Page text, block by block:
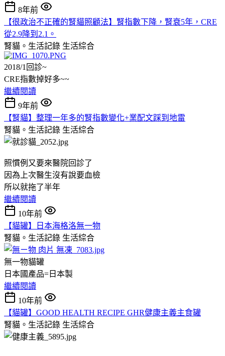
8年前
【很政治不正確的腎貓照顧法】腎指數下降，腎衰5年，CRE
從2.9降到2.1。
腎貓。生活記錄 生活綜合
2018/1回診~
CRE指數掉好多~~
繼續閱讀
9年前
【腎貓】整理一年多的腎指數變化+業配文踩到地雷
腎貓。生活記錄 生活綜合
照慣例又要來醫院回診了
因為上次醫生沒有說要血檢
所以就拖了半年
繼續閱讀
10年前
【貓罐】日本海格洛無一物
腎貓。生活記錄 生活綜合
無一物貓罐
日本國產品=日本製
繼續閱讀
10年前
【貓罐】GOOD HEALTH RECIPE GHR健康主義主食罐
腎貓。生活記錄 生活綜合